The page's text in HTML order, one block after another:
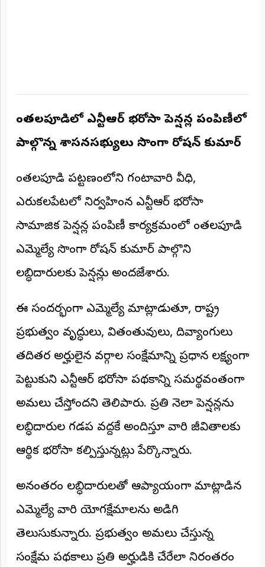
డెస్క్
(REPORTERS
DESK)
రిపోర్టర్లు
రిపోర్టర్‌గా
లాగిన్
(Login)
2026
NTODAY
NEWS
ప్రతి
క్షణం
ప్రజల
పక్షం
చింతలపూడిలో ఎన్టీఆర్ భరోసా పెన్షన్ల పంపిణీలో
పాల్గొన్న శాసనసభ్యులు సొంగా రోషన్ కుమార్
చింతలపూడి పట్టణంలోని గంటావారి వీధి,
ఎరుకలపేటలో నిర్వహించిన ఎన్టీఆర్ భరోసా
సామాజిక పెన్షన్ల పంపిణీ కార్యక్రమంలో చింతలపూడి
ఎమ్మెల్యే సొంగా రోషన్ కుమార్ పాల్గొని
లబ్ధిదారులకు పెన్షన్లు అందజేశారు.
ఈ సందర్భంగా ఎమ్మెల్యే మాట్లాడుతూ, రాష్ట్ర
ప్రభుత్వం వృద్ధులు, వితంతువులు, దివ్యాంగులు
తదితర అర్హులైన వర్గాల సంక్షేమాన్ని ప్రధాన లక్ష్యంగా
పెట్టుకుని ఎన్టీఆర్ భరోసా పథకాన్ని సమర్థవంతంగా
అమలు చేస్తోందని తెలిపారు. ప్రతి నెలా పెన్షన్లను
లబ్ధిదారుల గడప వద్దకే అందిస్తూ వారి జీవితాలకు
ఆర్థిక భరోసా కల్పిస్తున్నట్లు పేర్కొన్నారు.
అనంతరం లబ్ధిదారులతో ఆప్యాయంగా మాట్లాడిన
ఎమ్మెల్యే వారి యోగక్షేమాలను అడిగి
తెలుసుకున్నారు. ప్రభుత్వం అమలు చేస్తున్న
సంక్షేమ పథకాలు ప్రతి అర్హుడికి చేరేలా నిరంతరం